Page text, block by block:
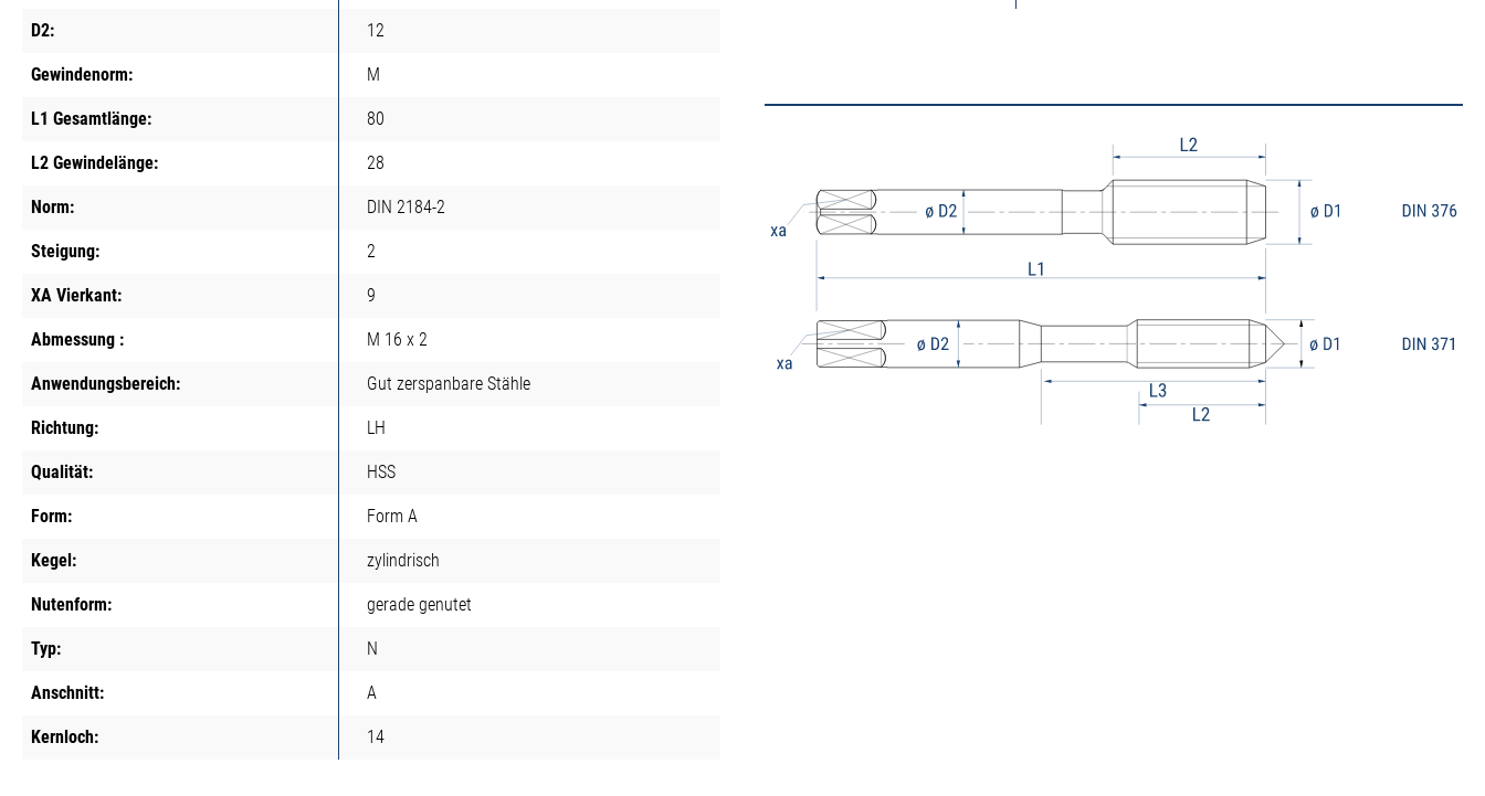
D2: 12
Gewindenorm: M
L1 Gesamtlänge: 80
L2 Gewindelänge: 28
Norm: DIN 2184-2
Steigung: 2
XA Vierkant: 9
Abmessung : M 16 x 2
Anwendungsbereich: Gut zerspanbare Stähle
Richtung: LH
Qualität: HSS
Form: Form A
Kegel: zylindrisch
Nutenform: gerade genutet
Typ: N
Anschnitt: A
Kernloch: 14